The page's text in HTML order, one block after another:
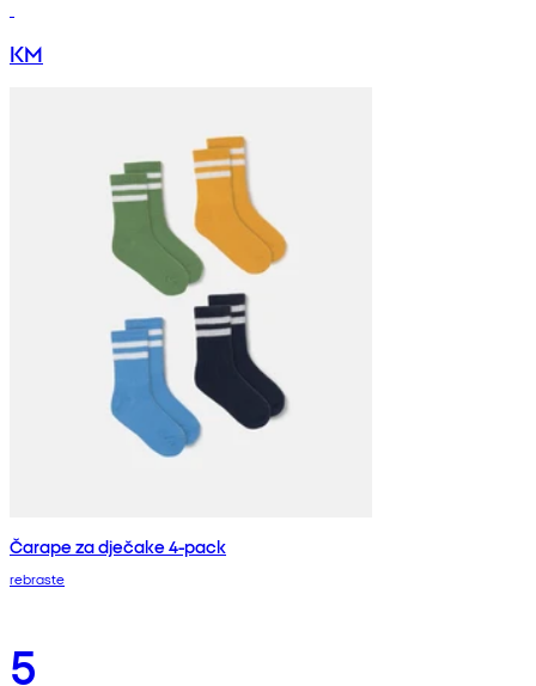
KM
Čarape za dječake 4-pack
rebraste
5